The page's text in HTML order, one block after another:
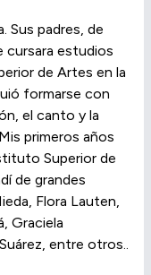
Sus padres, de
cursara estudios
de Artes en la
formarse con
el canto y la
primeros años
Superior de
de grandes
Flora Lauten,
Graciela
entre otros..